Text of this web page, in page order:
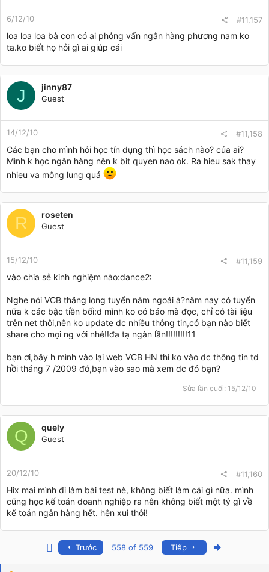
6/12/10 #11,157
loa loa loa bà con có ai phỏng vấn ngân hàng phương nam ko
ta.ko biết họ hỏi gì ai giúp cái
J jinny87
Guest
14/12/10 #11,158
Các bạn cho mình hỏi học tín dụng thì học sách nào? của ai?
Mình k học ngân hàng nên k bit quyen nao ok. Ra hieu sak thay
nhieu va mông lung quá
R roseten
Guest
15/12/10 #11,159
vào chia sẻ kinh nghiệm nào:dance2:
Nghe nói VCB thăng long tuyển năm ngoái à?năm nay có tuyển
nữa k các bậc tiền bối:d mình ko có báo mà đọc, chỉ có tài liệu
trên net thôi,nên ko update dc nhiều thông tin,có bạn nào biết
share cho mọi ng với nhé!!đa tạ ngàn lần!!!!!!!!!11
bạn ơi,bây h mình vào lại web VCB HN thì ko vào dc thông tin td
hồi tháng 7 /2009 đó,bạn vào sao mà xem dc đó bạn?
Sửa lần cuối: 15/12/10
Q quely
Guest
20/12/10 #11,160
Hix mai mình đi làm bài test nè, không biết làm cái gì nữa. mình
cũng học kế toán doanh nghiệp ra nên không biết một tý gì về
kế toán ngân hàng hết. hên xui thôi!
First Trước 558 of 559 Tiếp